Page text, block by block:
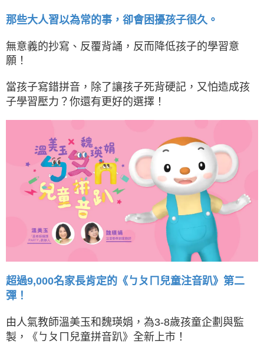
那些大人習以為常的事，卻會困擾孩子很久。
無意義的抄寫、反覆背誦，反而降低孩子的學習意
願！
當孩子寫錯拼音，除了讓孩子死背硬記，又怕造成孩
子學習壓力？你還有更好的選擇！
超過9,000名家長肯定的《ㄅㄆㄇ兒童注音趴》第二
彈！
由人氣教師溫美玉和魏瑛娟，為3-8歲孩童企劃與監
製，《ㄅㄆㄇ兒童拼音趴》全新上市！